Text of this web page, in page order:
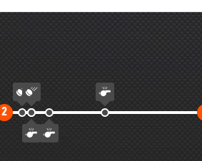
2Второй
тайм